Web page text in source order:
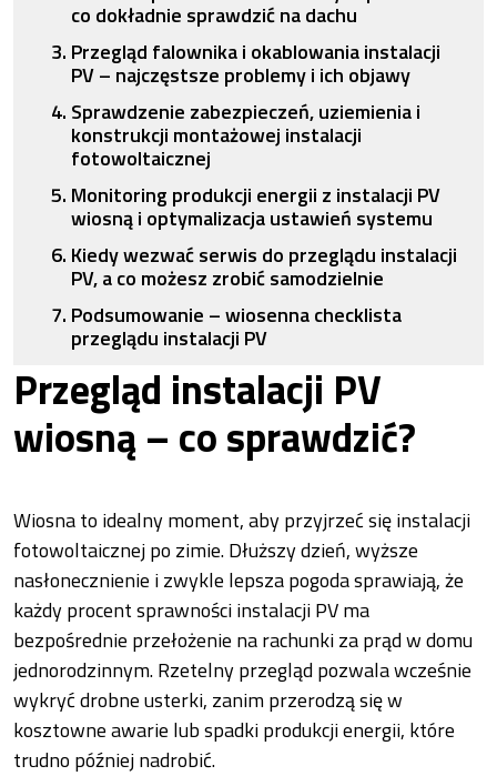
co dokładnie sprawdzić na dachu
Przegląd falownika i okablowania instalacji
PV – najczęstsze problemy i ich objawy
Sprawdzenie zabezpieczeń, uziemienia i
konstrukcji montażowej instalacji
fotowoltaicznej
Monitoring produkcji energii z instalacji PV
wiosną i optymalizacja ustawień systemu
Kiedy wezwać serwis do przeglądu instalacji
PV, a co możesz zrobić samodzielnie
Podsumowanie – wiosenna checklista
przeglądu instalacji PV
Przegląd instalacji PV
wiosną – co sprawdzić?
Wiosna to idealny moment, aby przyjrzeć się instalacji
fotowoltaicznej po zimie. Dłuższy dzień, wyższe
nasłonecznienie i zwykle lepsza pogoda sprawiają, że
każdy procent sprawności instalacji PV ma
bezpośrednie przełożenie na rachunki za prąd w domu
jednorodzinnym. Rzetelny przegląd pozwala wcześnie
wykryć drobne usterki, zanim przerodzą się w
kosztowne awarie lub spadki produkcji energii, które
trudno później nadrobić.